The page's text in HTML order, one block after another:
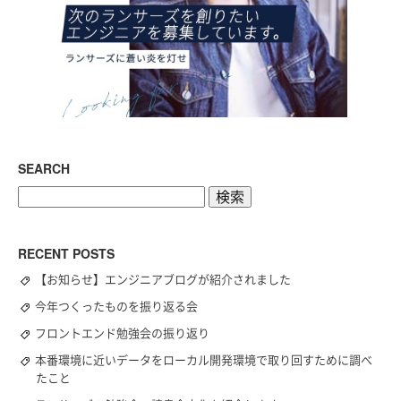
SEARCH
RECENT POSTS
【お知らせ】エンジニアブログが紹介されました
今年つくったものを振り返る会
フロントエンド勉強会の振り返り
本番環境に近いデータをローカル開発環境で取り回すために調べ
たこと